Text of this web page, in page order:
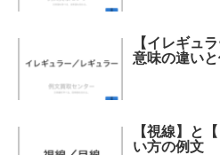
【イレギュ
意味の違い
【視線】と
い方の例文